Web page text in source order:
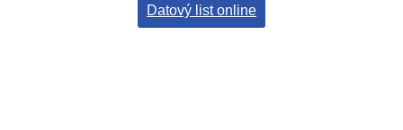
Datový list online